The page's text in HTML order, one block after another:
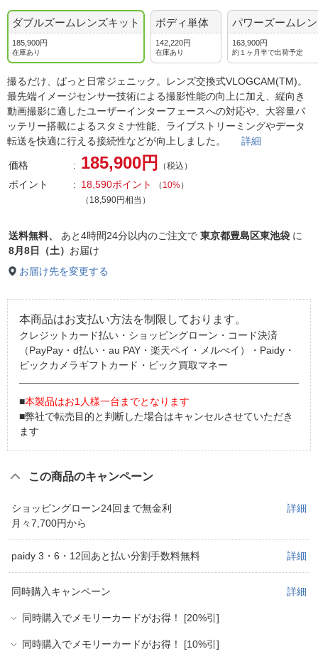
ダブルズームレンズキット
185,900円
在庫あり
ボディ単体
142,220円
在庫あり
パワーズームレ
163,900円
約１ヶ月半で出荷予定
撮るだけ、ぱっと日常ジェニック。レンズ交換式VLOGCAM(TM)。
最先端イメージセンサー技術による撮影性能の向上に加え、縦向き
動画撮影に適したユーザーインターフェースへの対応や、大容量バ
ッテリー搭載によるスタミナ性能、ライブストリーミングやデータ
転送を快適に行える接続性などが向上しました。 詳細
価格 185,900円 （税込）
ポイント 18,590ポイント （ 10%）
（18,590円相当）
送料無料、 あと4時間24分以内のご注文で 東京都豊島区東池袋 に
8月8日（土） お届け
お届け先を変更する
本商品はお支払い方法を制限しております。
クレジットカード払い・ショッピングローン・コード決済
（PayPay・d払い・au PAY・楽天ペイ・メルぺイ）・Paidy・
ビックカメラギフトカード・ビック買取マネー
■本製品はお1人様一台までとなります
■弊社で転売目的と判断した場合はキャンセルさせていただき
ます
この商品のキャンペーン
ショッピングローン24回まで無金利
月々7,700円から
詳細
paidy 3・6・12回あと払い分割手数料無料 詳細
同時購入キャンペーン 詳細
同時購入でメモリーカードがお得！ [20%引]
同時購入でメモリーカードがお得！ [10%引]